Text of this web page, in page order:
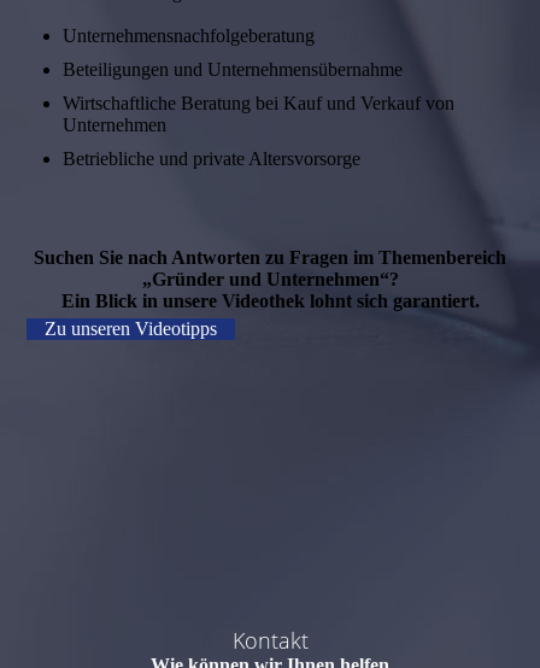
Unternehmensnachfolgeberatung
Beteiligungen und Unternehmensübernahme
Wirtschaftliche Beratung bei Kauf und Verkauf von
Unternehmen
Betriebliche und private Altersvorsorge
Suchen Sie nach Antworten zu Fragen im Themenbereich
„Gründer und Unternehmen“?
Ein Blick in unsere Videothek lohnt sich garantiert.
Zu unseren Videotipps
Kontakt